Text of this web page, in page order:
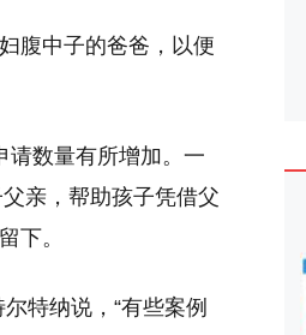
腹中子的爸爸，以便
请数量有所增加。一
亲，帮助孩子凭借父
下。
特纳说，“有些案例